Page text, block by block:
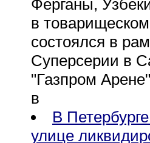
Ферганы,
в
состоялся в
Суперсерии в
"Газпром
в
В
улице